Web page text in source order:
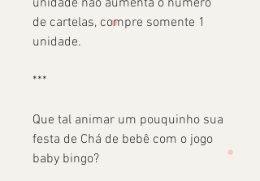
unidade não aumenta o número
de cartelas, compre somente 1
unidade.
***
Que tal animar um pouquinho sua
festa de Chá de bebê com o jogo
baby bingo?